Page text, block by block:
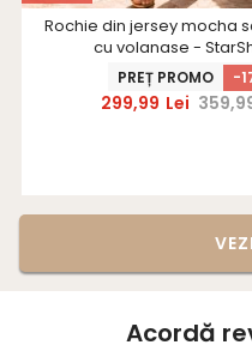
Rochie din jersey mocha
cu volanase -
PREȚ PROMO -
299,99 Lei
Acordă